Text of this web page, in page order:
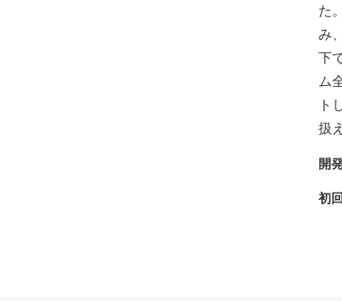
た
み
下
ム
ト
扱
開
初